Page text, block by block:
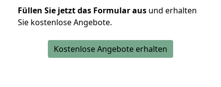
Füllen Sie jetzt das Formular aus und erhalten
Sie kostenlose Angebote.
Kostenlose Angebote erhalten